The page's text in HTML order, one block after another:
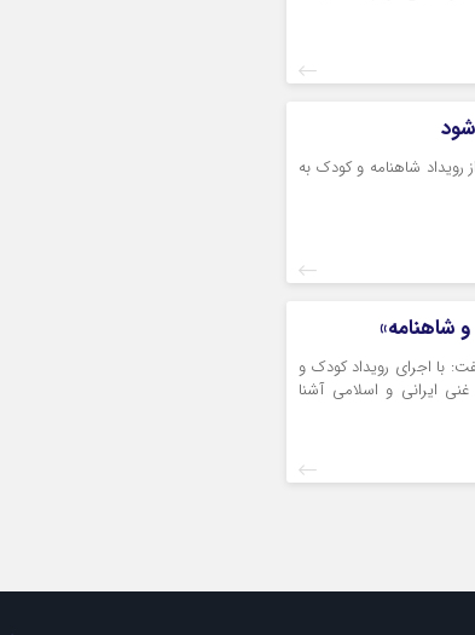
شاهنامه و کودک به
با اجرای رویداد کودک و
هویت غنی ایرانی و اسلامی آشنا